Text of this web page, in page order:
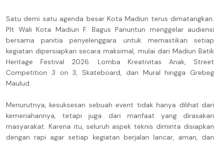
Satu demi satu agenda besar Kota Madiun terus dimatangkan.
Plt Wali Kota Madiun F. Bagus Panuntun menggelar audiensi
bersama panitia penyelenggara untuk memastikan setiap
kegiatan dipersiapkan secara maksimal, mulai dari Madiun Batik
Heritage Festival 2026. Lomba Kreativitas Anak, Street
Competition 3 on 3, Skateboard, dan Mural hingga Grebeg
Maulud.
Menurutnya, kesuksesan sebuah event tidak hanya dilihat dari
kemeriahannya, tetapi juga dari manfaat yang dirasakan
masyarakat. Karena itu, seluruh aspek teknis diminta disiapkan
dengan rapi agar setiap kegiatan berjalan lancar, aman, dan